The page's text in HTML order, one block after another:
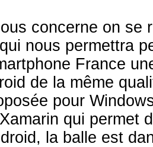
concerne on se
nous permettra
France
de la même
pour
qui permet
la balle est